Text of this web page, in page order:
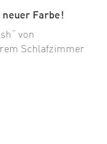
Farbe!
von
Schlafzimmer